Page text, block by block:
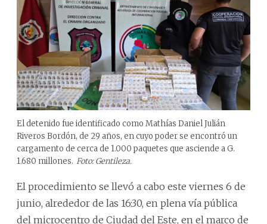
El detenido fue identificado como Mathías Daniel Julián
Riveros Bordón, de 29 años, en cuyo poder se encontró un
cargamento de cerca de 1.000 paquetes que asciende a G.
1.680 millones. Foto: Gentileza.
El procedimiento se llevó a cabo este viernes 6 de
junio, alrededor de las 16:30, en plena vía pública
del microcentro de Ciudad del Este, en el marco de